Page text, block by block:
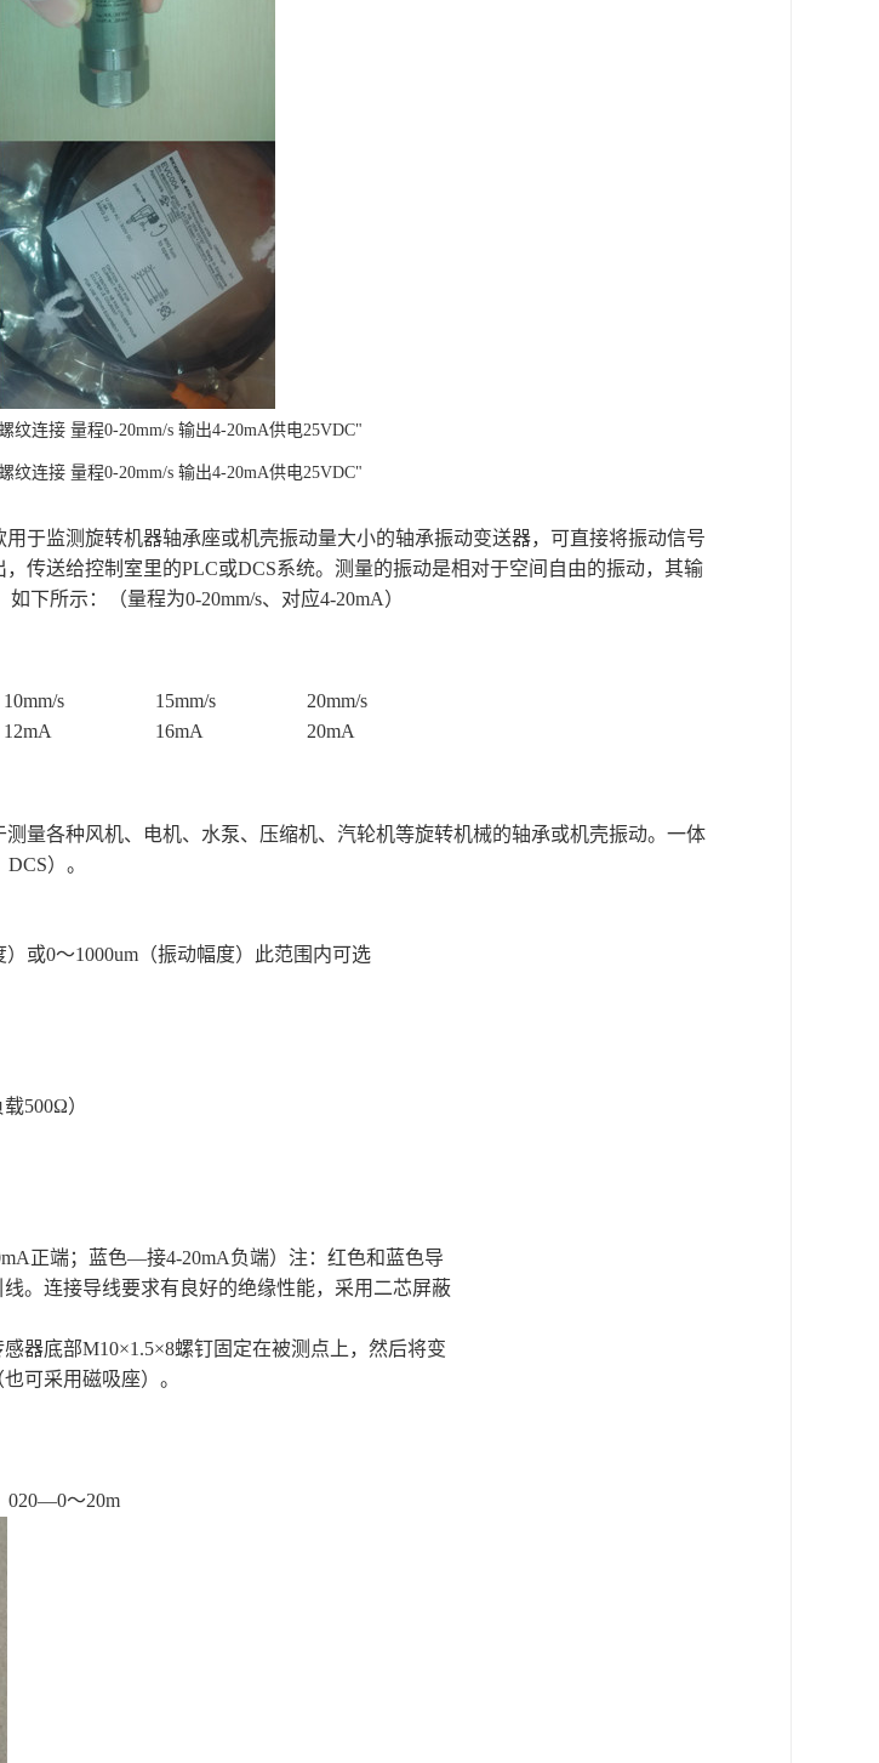
纹连接 量程0-20mm/s 输出4-20mA供电25VDC"
纹连接 量程0-20mm/s 输出4-20mA供电25VDC"
用于监测旋转机器轴承座或机壳振动量大小的轴承振动变送器，可直接将振动信号
，传送给控制室里的PLC或DCS系统。测量的振动是相对于空间自由的振动，其输
如下所示：（量程为0-20mm/s、对应4-20mA）
10mm/s 15mm/s 20mm/s
12mA 16mA 20mA
测量各种风机、电机、水泵、压缩机、汽轮机等旋转机械的轴承或机壳振动。一体
DCS）。
）或0～1000um （振动幅度）此范围内可选
载500Ω）
正端；蓝色—接4-20mA负端）注：红色和蓝色导
线。连接导线要求有良好的绝缘性能，采用二芯屏蔽
器底部M10×1.5×8螺钉固定在被测点上，然后将变
可采用磁吸座）。
020—0～20m